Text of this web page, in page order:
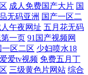
香港三日本8a三级 国产
新色片 久久人热人 亚洲
成人网 国产精品国产精
成人免费国产大片 国
无码亚洲 国产一区二
人午夜网址 五月花无码
一页 91国产视频网
一区二区 少妇喷水18
爱tv视频 免费五月丁
三级黄色片网站 综合